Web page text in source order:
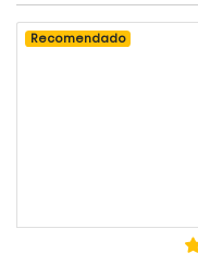
Recomendado